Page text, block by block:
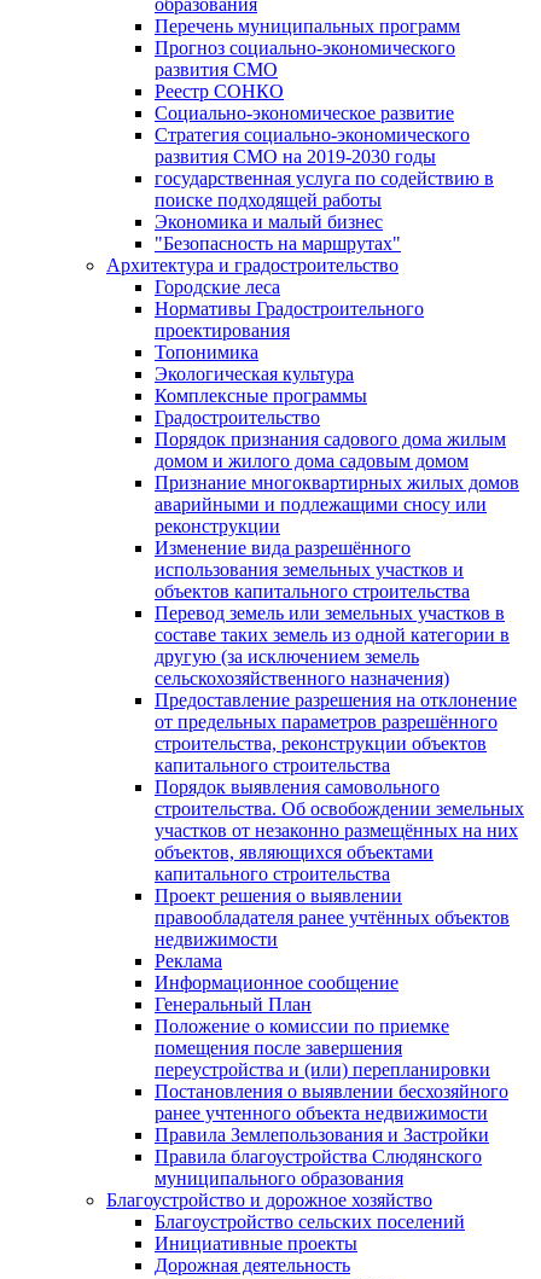
образования
Перечень муниципальных программ
Прогноз социально-экономического
развития СМО
Реестр СОНКО
Социально-экономическое развитие
Стратегия социально-экономического
развития СМО на 2019-2030 годы
государственная услуга по содействию в
поиске подходящей работы
Экономика и малый бизнес
"Безопасность на маршрутах"
Архитектура и градостроительство
Городские леса
Нормативы Градостроительного
проектирования
Топонимика
Экологическая культура
Комплексные программы
Градостроительство
Порядок признания садового дома жилым
домом и жилого дома садовым домом
Признание многоквартирных жилых домов
аварийными и подлежащими сносу или
реконструкции
Изменение вида разрешённого
использования земельных участков и
объектов капитального строительства
Перевод земель или земельных участков в
составе таких земель из одной категории в
другую (за исключением земель
сельскохозяйственного назначения)
Предоставление разрешения на отклонение
от предельных параметров разрешённого
строительства, реконструкции объектов
капитального строительства
Порядок выявления самовольного
строительства. Об освобождении земельных
участков от незаконно размещённых на них
объектов, являющихся объектами
капитального строительства
Проект решения о выявлении
правообладателя ранее учтённых объектов
недвижимости
Реклама
Информационное сообщение
Генеральный План
Положение о комиссии по приемке
помещения после завершения
переустройства и (или) перепланировки
Постановления о выявлении бесхозяйного
ранее учтенного объекта недвижимости
Правила Землепользования и Застройки
Правила благоустройства Слюдянского
муниципального образования
Благоустройство и дорожное хозяйство
Благоустройство сельских поселений
Инициативные проекты
Дорожная деятельность